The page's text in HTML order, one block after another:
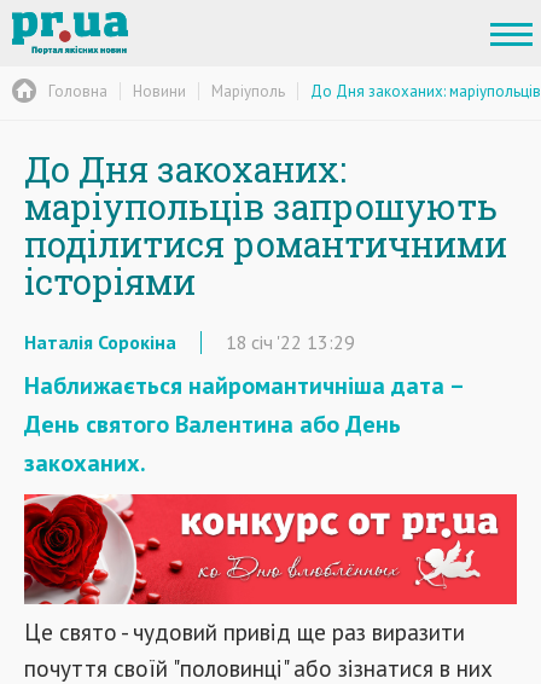
Головна Новини Маріуполь До Дня закоханих:
До Дня закоханих:
маріупольців запрошують
поділитися романтичними
історіями
Наталія Сорокіна 18 січ '22 13:29
Наближається найромантичніша дата –
День святого Валентина або День
закоханих.
Це свято - чудовий привід ще раз виразити
почуття своїй "половинці" або зізнатися в них